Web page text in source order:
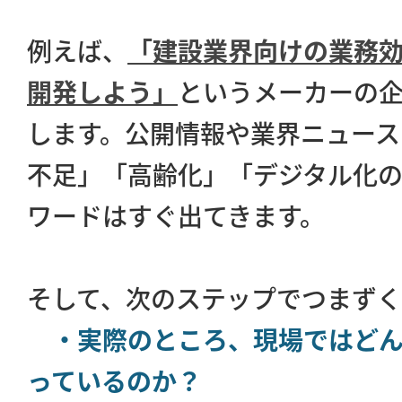
例えば、
「建設業界向けの業務
開発しよう」 というメーカーの
します。公開情報や業界ニュー
不足」「高齢化」「デジタル化
ワードはすぐ出てきます。
そして、次のステップでつまず
・実際のところ、現場ではど
っているのか？